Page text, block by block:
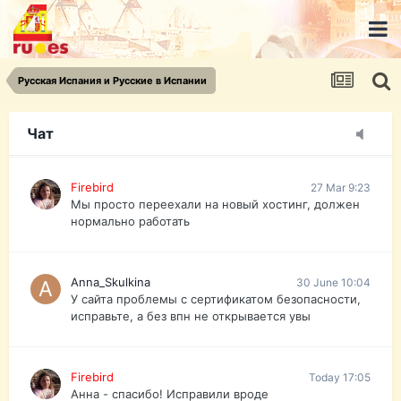
Русская Испания и Русские в Испании
Чат
urist.dokument@gmail.com
https://pasport-ua.com/
Телеграмм @uristpassua
Firebird
Друзья - из России без VPN сайт и форум
Firebird 27 Mar 9:23
Мы просто переехали на новый хостинг, должен
нормально работать
Anna_Skulkina 30 June 10:04
У сайта проблемы с сертификатом безопасности,
исправьте, а без впн не открывается увы
Firebird Today 17:05
Анна - спасибо! Исправили вроде